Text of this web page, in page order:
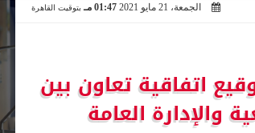
الجمعة، 21 مايو 2021 01:47 مـ بتوقيت القاهرة
اتفاقية تعاون بين
والإدارة العامة